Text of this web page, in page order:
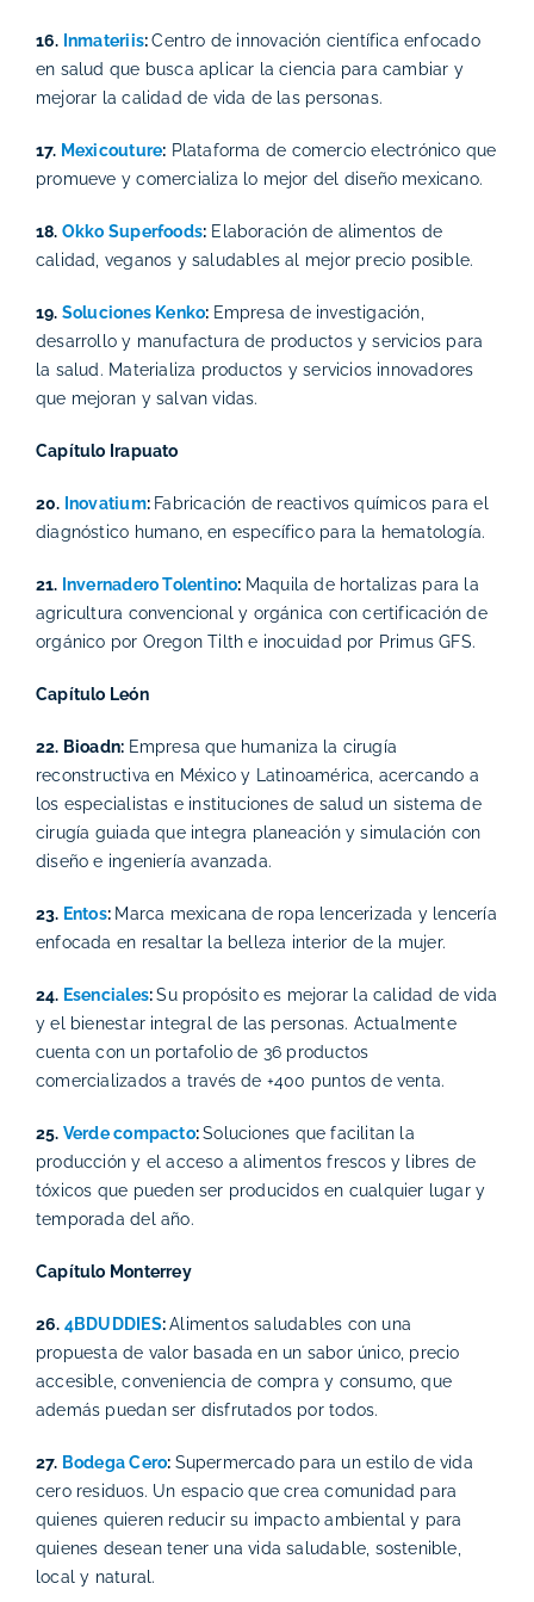
16. Inmateriis:Centro de innovación científica enfocado
en salud que busca aplicar la ciencia para cambiar y
mejorar la calidad de vida de las personas.
17. Mexicouture: Plataforma de comercio electrónico que
promueve y comercializa lo mejor del diseño mexicano.
18. Okko Superfoods: Elaboración de alimentos de
calidad, veganos y saludables al mejor precio posible.
19. Soluciones Kenko: Empresa de investigación,
desarrollo y manufactura de productos y servicios para
la salud. Materializa productos y servicios innovadores
que mejoran y salvan vidas.
Capítulo Irapuato
20. Inovatium: Fabricación de reactivos químicos para el
diagnóstico humano, en específico para la hematología.
21. Invernadero Tolentino: Maquila de hortalizas para la
agricultura convencional y orgánica con certificación de
orgánico por Oregon Tilth e inocuidad por Primus GFS.
Capítulo León
22. Bioadn: Empresa que humaniza la cirugía
reconstructiva en México y Latinoamérica, acercando a
los especialistas e instituciones de salud un sistema de
cirugía guiada que integra planeación y simulación con
diseño e ingeniería avanzada.
23. Entos: Marca mexicana de ropa lencerizada y lencería
enfocada en resaltar la belleza interior de la mujer.
24. Esenciales:Su propósito es mejorar la calidad de vida
y el bienestar integral de las personas. Actualmente
cuenta con un portafolio de 36 productos
comercializados a través de +400 puntos de venta.
25. Verde compacto:Soluciones que facilitan la
producción y el acceso a alimentos frescos y libres de
tóxicos que pueden ser producidos en cualquier lugar y
temporada del año.
Capítulo Monterrey
26. 4BDUDDIES:Alimentos saludables con una
propuesta de valor basada en un sabor único, precio
accesible, conveniencia de compra y consumo, que
además puedan ser disfrutados por todos.
27. Bodega Cero: Supermercado para un estilo de vida
cero residuos. Un espacio que crea comunidad para
quienes quieren reducir su impacto ambiental y para
quienes desean tener una vida saludable, sostenible,
local y natural.